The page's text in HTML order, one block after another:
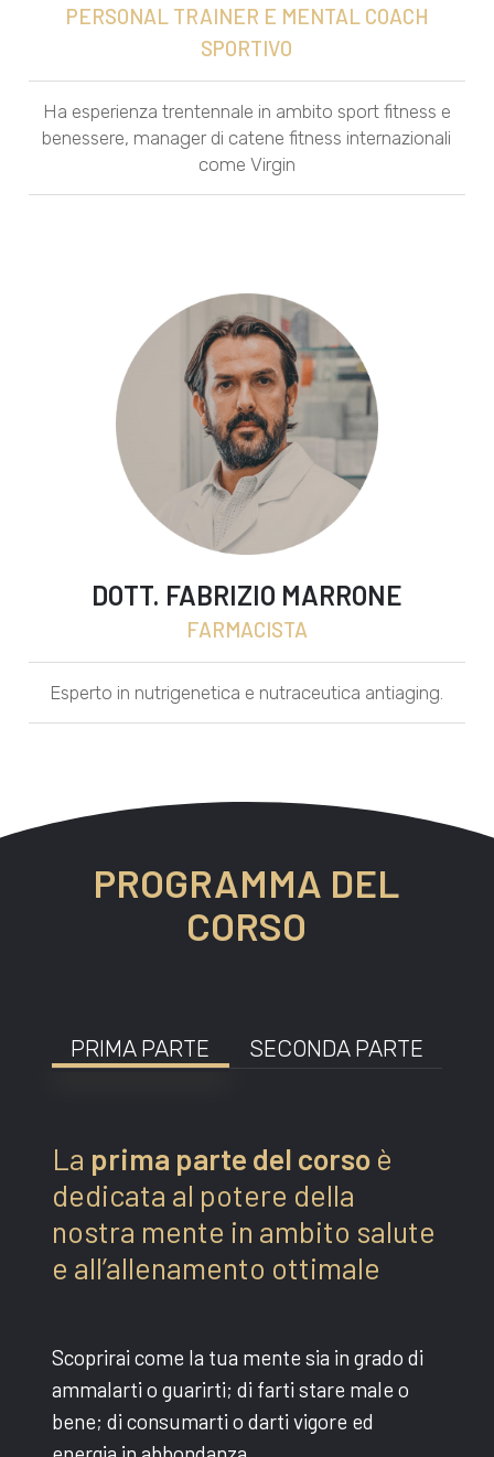
PERSONAL TRAINER E MENTAL COACH
SPORTIVO
Ha esperienza trentennale in ambito sport fitness e
benessere, manager di catene fitness internazionali
come Virgin
DOTT. FABRIZIO MARRONE
FARMACISTA
Esperto in nutrigenetica e nutraceutica antiaging.
PROGRAMMA DEL
CORSO
PRIMA PARTE SECONDA PARTE
La prima parte del corsoè
dedicata al potere della
nostra mente in ambito salute
e all’allenamento ottimale
Scoprirai come la tua mente sia in grado di
ammalarti o guarirti; di farti stare male o
bene; di consumarti o darti vigore ed